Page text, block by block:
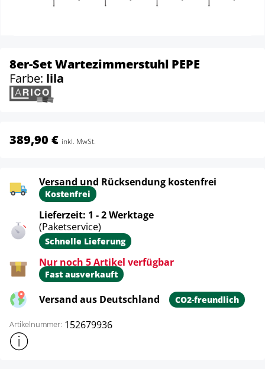
8er-Set Wartezimmerstuhl PEPE
Farbe: lila
389,90 € inkl. MwSt.
Versand und Rücksendung kostenfrei
Kostenfrei
Lieferzeit: 1 - 2 Werktage
(Paketservice)
Schnelle Lieferung
Nur noch 5 Artikel verfügbar
Fast ausverkauft
Versand aus Deutschland CO2-freundlich
Artikelnummer: 152679936
Weitere Produktinformationen anzeigen